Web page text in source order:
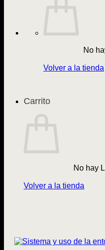
No
Volver a la tienda
Carrito
No hay
Volver a la tienda